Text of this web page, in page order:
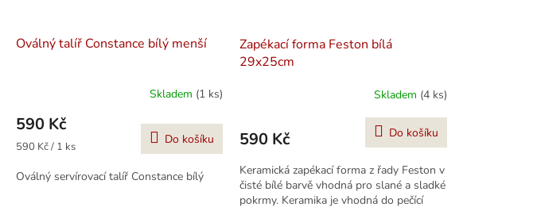
Oválný talíř Constance bílý menší
Skladem (1 ks)
590 Kč
Měrná
590 Kč / 1 ks Do košíku
Oválný servírovací talíř Constance bílý
Zapékací forma Feston bílá
29x25cm
Skladem (4 ks)
590 Kč Do košíku
Keramická zapékací forma z řady Feston v
čisté bílé barvě vhodná pro slané a sladké
pokrmy. Keramika je vhodná do pečící